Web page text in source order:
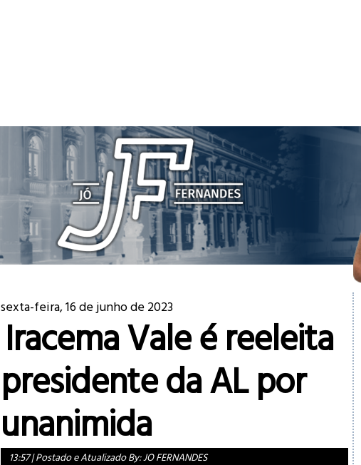
sexta-feira, 16 de junho de 2023
Iracema Vale é reeleita
presidente da AL por
unanimida
13:57|Postado e Atualizado By:JO FERNANDES